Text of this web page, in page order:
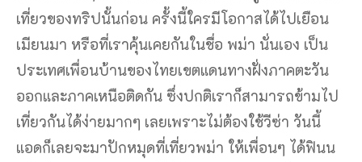
เที่ยวของทริปนั้นก่อน ครั้งนี้ใครมีโอกาสได้ไปเยือน
เมียนมา หรือที่เราคุ้นเคยกันในชื่อ พม่า นั่นเอง เป็น
ประเทศเพื่อนบ้านของไทยเขตแดนทางฝั่งภาคตะวัน
ออกและภาคเหนือติดกัน ซึ่งปกติเราก็สามารถข้ามไป
เที่ยวกันได้ง่ายมากๆ เลยเพราะไม่ต้องใช้วีซ่า วันนี้
แอดก็เลยจะมาปักหมุดที่เที่ยวพม่า ให้เพื่อนๆ ได้ฟินน